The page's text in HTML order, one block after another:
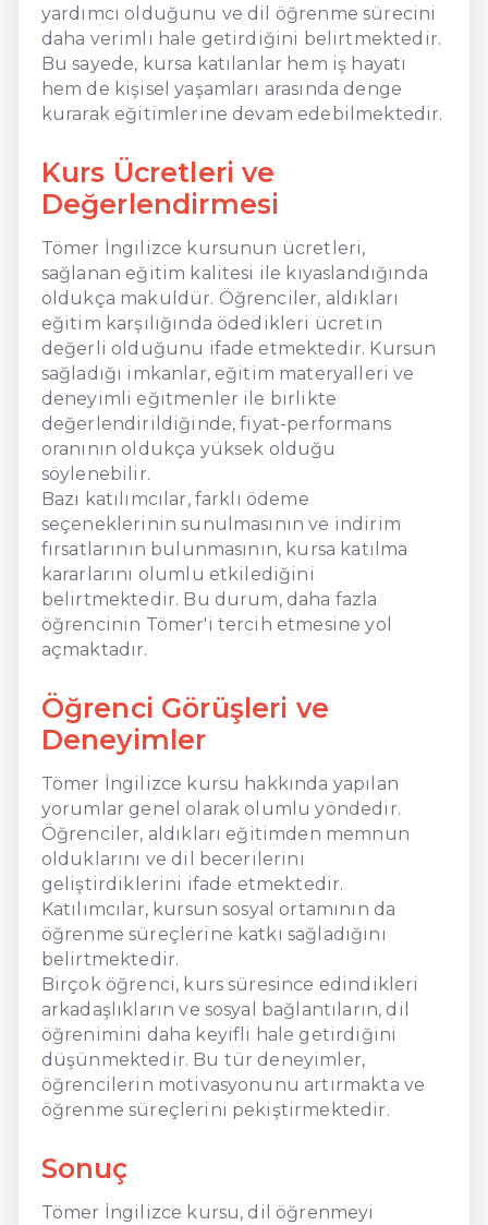
yardımcı olduğunu ve dil öğrenme sürecini
daha verimli hale getirdiğini belirtmektedir.
Bu sayede, kursa katılanlar hem iş hayatı
hem de kişisel yaşamları arasında denge
kurarak eğitimlerine devam edebilmektedir.
Kurs Ücretleri ve
Değerlendirmesi
Tömer İngilizce kursunun ücretleri,
sağlanan eğitim kalitesi ile kıyaslandığında
oldukça makuldür. Öğrenciler, aldıkları
eğitim karşılığında ödedikleri ücretin
değerli olduğunu ifade etmektedir. Kursun
sağladığı imkanlar, eğitim materyalleri ve
deneyimli eğitmenler ile birlikte
değerlendirildiğinde, fiyat-performans
oranının oldukça yüksek olduğu
söylenebilir.
Bazı katılımcılar, farklı ödeme
seçeneklerinin sunulmasının ve indirim
fırsatlarının bulunmasının, kursa katılma
kararlarını olumlu etkilediğini
belirtmektedir. Bu durum, daha fazla
öğrencinin Tömer'i tercih etmesine yol
açmaktadır.
Öğrenci Görüşleri ve
Deneyimler
Tömer İngilizce kursu hakkında yapılan
yorumlar genel olarak olumlu yöndedir.
Öğrenciler, aldıkları eğitimden memnun
olduklarını ve dil becerilerini
geliştirdiklerini ifade etmektedir.
Katılımcılar, kursun sosyal ortamının da
öğrenme süreçlerine katkı sağladığını
belirtmektedir.
Birçok öğrenci, kurs süresince edindikleri
arkadaşlıkların ve sosyal bağlantıların, dil
öğrenimini daha keyifli hale getirdiğini
düşünmektedir. Bu tür deneyimler,
öğrencilerin motivasyonunu artırmakta ve
öğrenme süreçlerini pekiştirmektedir.
Sonuç
Tömer İngilizce kursu, dil öğrenmeyi